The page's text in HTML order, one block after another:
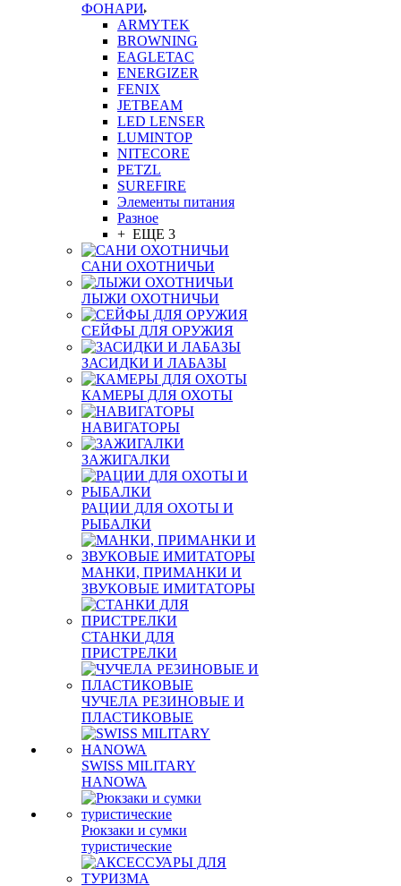
ФОНАРИ
ARMYTEK
BROWNING
EAGLETAC
ENERGIZER
FENIX
JETBEAM
LED LENSER
LUMINTOP
NITECORE
PETZL
SUREFIRE
Элементы питания
Разное
+ ЕЩЕ 3
САНИ ОХОТНИЧЬИ
ЛЫЖИ ОХОТНИЧЬИ
СЕЙФЫ ДЛЯ ОРУЖИЯ
ЗАСИДКИ И ЛАБАЗЫ
КАМЕРЫ ДЛЯ ОХОТЫ
НАВИГАТОРЫ
ЗАЖИГАЛКИ
РАЦИИ ДЛЯ ОХОТЫ И
РЫБАЛКИ
МАНКИ, ПРИМАНКИ И
ЗВУКОВЫЕ ИМИТАТОРЫ
СТАНКИ ДЛЯ
ПРИСТРЕЛКИ
ЧУЧЕЛА РЕЗИНОВЫЕ И
ПЛАСТИКОВЫЕ
SWISS MILITARY
HANOWA
Рюкзаки и сумки
туристические